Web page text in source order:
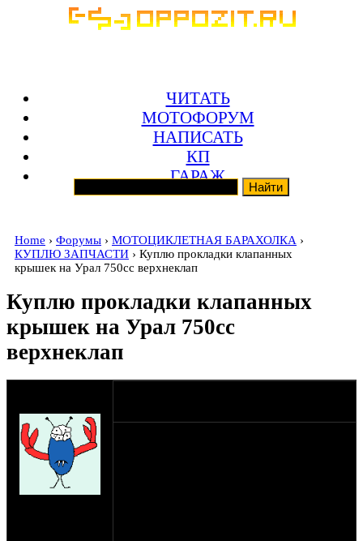
ЧИТАТЬ
МОТОФОРУМ
НАПИСАТЬ
КП
ГАРАЖ
Home › Форумы › МОТОЦИКЛЕТНАЯ БАРАХОЛКА ›
КУПЛЮ ЗАПЧАСТИ › Куплю прокладки клапанных
крышек на Урал 750сс верхнеклап
Куплю прокладки клапанных
крышек на Урал 750сс
верхнеклап